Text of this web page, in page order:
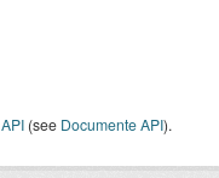
API (see Documente API).